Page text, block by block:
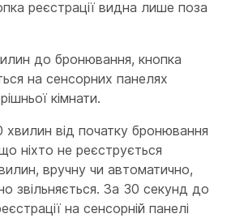
реєстрації видна лише поза
до бронювання, кнопка
на сенсорних панелях
кімнати.
від початку бронювання
ніхто не реєструється
вручну чи автоматично,
звільняється. За 30 секунд до
на сенсорній панелі